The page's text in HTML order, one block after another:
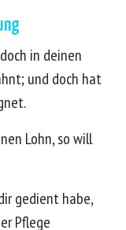
in deinen
und doch hat
Lohn, so will
gedient habe,
Pflege